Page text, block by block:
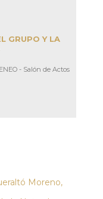
GRUPO Y LA
- Salón de Actos
Moreno,